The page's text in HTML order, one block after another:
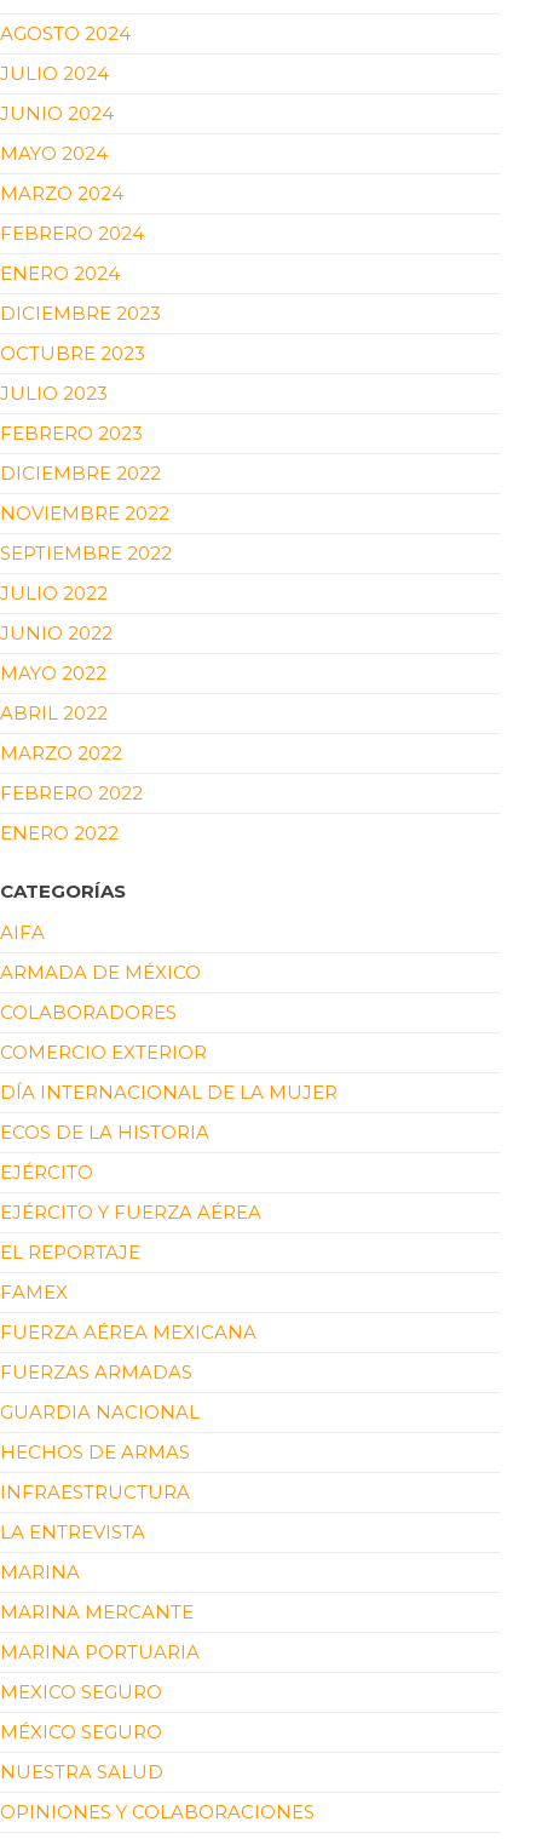
AGOSTO 2024
JULIO 2024
JUNIO 2024
MAYO 2024
MARZO 2024
FEBRERO 2024
ENERO 2024
DICIEMBRE 2023
OCTUBRE 2023
JULIO 2023
FEBRERO 2023
DICIEMBRE 2022
NOVIEMBRE 2022
SEPTIEMBRE 2022
JULIO 2022
JUNIO 2022
MAYO 2022
ABRIL 2022
MARZO 2022
FEBRERO 2022
ENERO 2022
CATEGORÍAS
AIFA
ARMADA DE MÉXICO
COLABORADORES
COMERCIO EXTERIOR
DÍA INTERNACIONAL DE LA MUJER
ECOS DE LA HISTORIA
EJÉRCITO
EJÉRCITO Y FUERZA AÉREA
EL REPORTAJE
FAMEX
FUERZA AÉREA MEXICANA
FUERZAS ARMADAS
GUARDIA NACIONAL
HECHOS DE ARMAS
INFRAESTRUCTURA
LA ENTREVISTA
MARINA
MARINA MERCANTE
MARINA PORTUARIA
MEXICO SEGURO
MÉXICO SEGURO
NUESTRA SALUD
OPINIONES Y COLABORACIONES